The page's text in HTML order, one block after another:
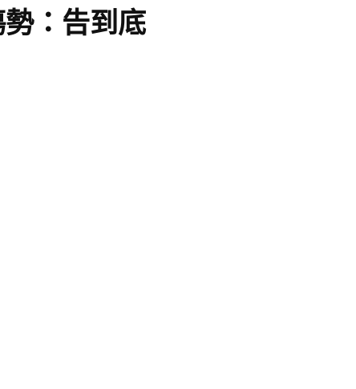
：告到底